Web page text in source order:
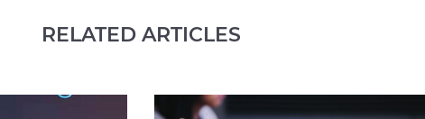
RELATED ARTICLES